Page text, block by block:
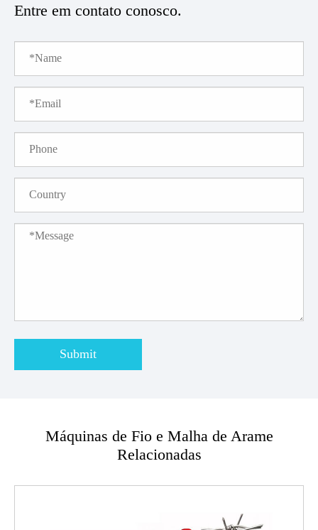
Entre em contato conosco.
Submit
Máquinas de Fio e Malha de Arame
Relacionadas